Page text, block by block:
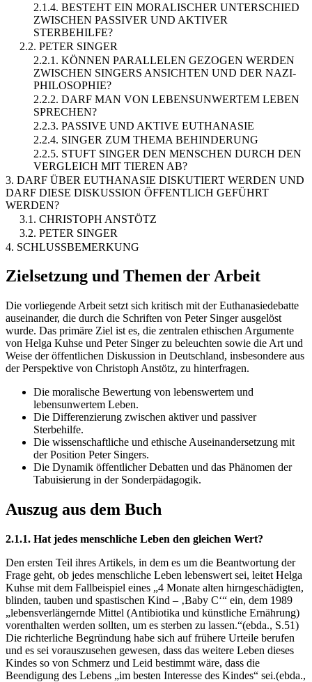
2.1.4. BESTEHT EIN MORALISCHER UNTERSCHIED
ZWISCHEN PASSIVER UND AKTIVER
STERBEHILFE?
2.2. PETER SINGER
2.2.1. KÖNNEN PARALLELEN GEZOGEN WERDEN
ZWISCHEN SINGERS ANSICHTEN UND DER NAZI-
PHILOSOPHIE?
2.2.2. DARF MAN VON LEBENSUNWERTEM LEBEN
SPRECHEN?
2.2.3. PASSIVE UND AKTIVE EUTHANASIE
2.2.4. SINGER ZUM THEMA BEHINDERUNG
2.2.5. STUFT SINGER DEN MENSCHEN DURCH DEN
VERGLEICH MIT TIEREN AB?
3. DARF ÜBER EUTHANASIE DISKUTIERT WERDEN UND
DARF DIESE DISKUSSION ÖFFENTLICH GEFÜHRT
WERDEN?
3.1. CHRISTOPH ANSTÖTZ
3.2. PETER SINGER
4. SCHLUSSBEMERKUNG
Zielsetzung und Themen der Arbeit
Die vorliegende Arbeit setzt sich kritisch mit der Euthanasiedebatte
auseinander, die durch die Schriften von Peter Singer ausgelöst
wurde. Das primäre Ziel ist es, die zentralen ethischen Argumente
von Helga Kuhse und Peter Singer zu beleuchten sowie die Art und
Weise der öffentlichen Diskussion in Deutschland, insbesondere aus
der Perspektive von Christoph Anstötz, zu hinterfragen.
Die moralische Bewertung von lebenswertem und
lebensunwertem Leben.
Die Differenzierung zwischen aktiver und passiver
Sterbehilfe.
Die wissenschaftliche und ethische Auseinandersetzung mit
der Position Peter Singers.
Die Dynamik öffentlicher Debatten und das Phänomen der
Tabuisierung in der Sonderpädagogik.
Auszug aus dem Buch
2.1.1. Hat jedes menschliche Leben den gleichen Wert?
Den ersten Teil ihres Artikels, in dem es um die Beantwortung der
Frage geht, ob jedes menschliche Leben lebenswert sei, leitet Helga
Kuhse mit dem Fallbeispiel eines „4 Monate alten hirngeschädigten,
blinden, tauben und spastischen Kind – ‚Baby C‘“ ein, dem 1989
„lebensverlängernde Mittel (Antibiotika und künstliche Ernährung)
vorenthalten werden sollten, um es sterben zu lassen.“(ebda., S.51)
Die richterliche Begründung habe sich auf frühere Urteile berufen
und es sei vorauszusehen gewesen, dass das weitere Leben dieses
Kindes so von Schmerz und Leid bestimmt wäre, dass die
Beendigung des Lebens „im besten Interesse des Kindes“ sei.(ebda.,